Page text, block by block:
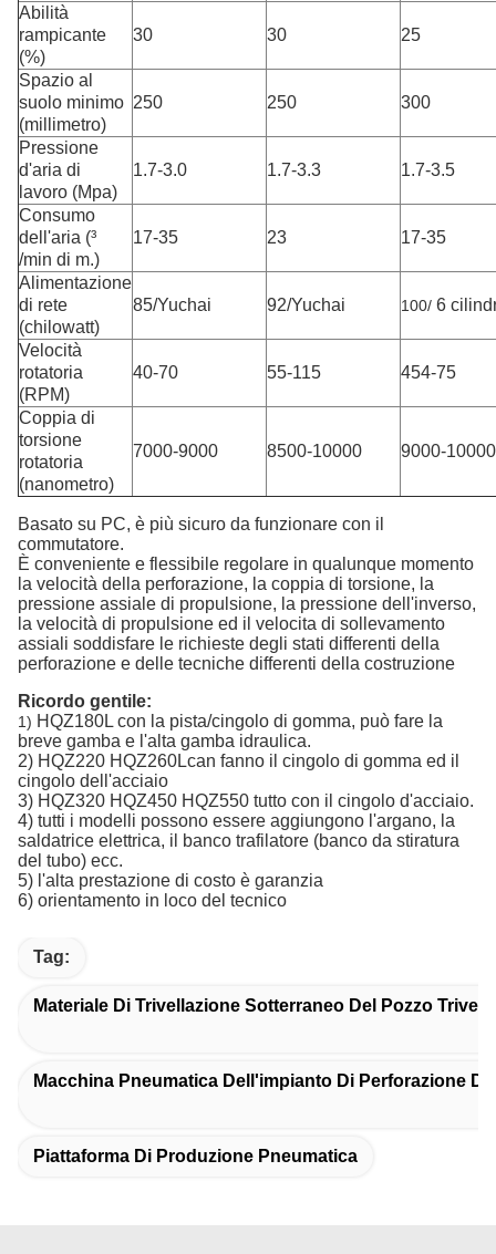
Abilità
rampicante
(%)
30 30 25
Spazio al
suolo minimo
(millimetro)
250 250 300
Pressione
d'aria di
lavoro (Mpa)
1.7-3.0 1.7-3.3 1.7-3.5
Consumo
dell'aria (³
/min di m.)
17-35 23 17-35
Alimentazione
di rete
(chilowatt)
85/Yuchai 92/Yuchai 100/ 6
Velocità
rotatoria
(RPM)
40-70 55-115 454-75
Coppia di
torsione
rotatoria
(nanometro)
7000-9000 8500-10000 9000-10000
Basato su PC, è più sicuro da funzionare con il
commutatore.
È conveniente e flessibile regolare in qualunque momento
la velocità della perforazione, la coppia di torsione, la
pressione assiale di propulsione, la pressione dell'inverso,
la velocità di propulsione ed il velocita di sollevamento
assiali soddisfare le richieste degli stati differenti della
perforazione e delle tecniche differenti della costruzione
Ricordo gentile:
1) HQZ180L con la pista/cingolo di gomma, può fare la
breve gamba e l'alta gamba idraulica.
2) HQZ220 HQZ260Lcan fanno il cingolo di gomma ed il
cingolo dell'acciaio
3) HQZ320 HQZ450 HQZ550 tutto con il cingolo d'acciaio.
4) tutti i modelli possono essere aggiungono l'argano, la
saldatrice elettrica, il banco trafilatore (banco da stiratura
del tubo) ecc.
5) l'alta prestazione di costo è garanzia
6) orientamento in loco del tecnico
Tag:
Materiale Di Trivellazione Sotterraneo Del Pozzo
Macchina Pneumatica Dell'impianto Di Perforazione Di
Piattaforma Di Produzione Pneumatica